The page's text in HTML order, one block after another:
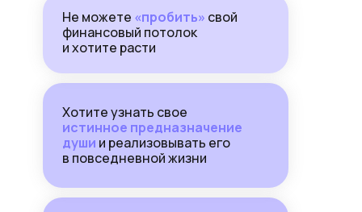
Хотите узнать свое
истинное предназначение
души и реализовывать его
в повседневной жизни
Не можете «пробить» свой
финансовый потолок
и хотите расти